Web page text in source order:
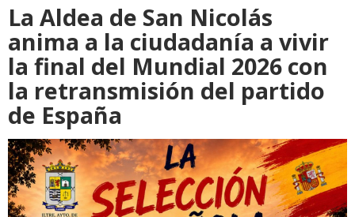
La Aldea de San Nicolás
anima a la ciudadanía a vivir
la final del Mundial 2026 con
la retransmisión del partido
de España